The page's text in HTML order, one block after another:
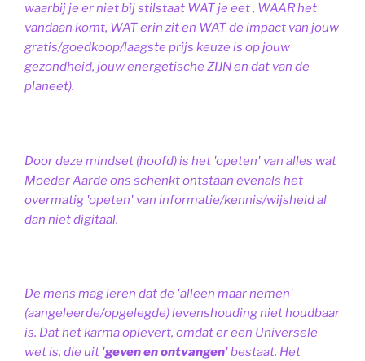
waarbij je er niet bij stilstaat WAT je eet , WAAR het
vandaan komt, WAT erin zit en WAT de impact van jouw
gratis/goedkoop/laagste prijs keuze is op jouw
gezondheid, jouw energetische ZIJN en dat van de
planeet).
Door deze mindset (hoofd) is het 'opeten' van alles wat
Moeder Aarde ons schenkt ontstaan evenals het
overmatig 'opeten' van informatie/kennis/wijsheid al
dan niet digitaal.
De mens mag leren dat de 'alleen maar nemen'
(aangeleerde/opgelegde) levenshouding niet houdbaar
is. Dat het karma oplevert, omdat er een Universele
wet is, die uit 'geven en ontvangen' bestaat. Het